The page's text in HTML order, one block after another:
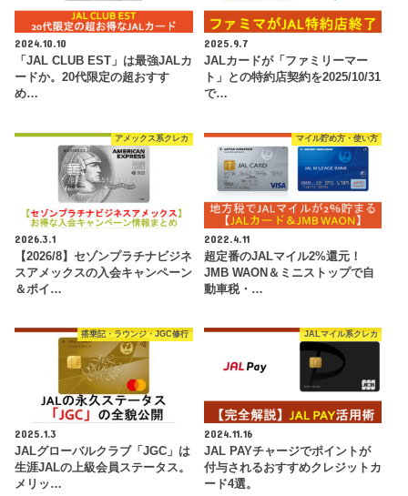
2024.10.10
「JAL CLUB EST」は最強JALカ
ードか。20代限定の超おすす
め…
2025.9.7
JALカードが「ファミリーマー
ト」との特約店契約を2025/10/31
で…
アメックス系クレカ
2026.3.1
【2026/8】セゾンプラチナビジネ
スアメックスの入会キャンペーン
＆ポイ…
マイル貯め方・使い方
2022.4.11
超定番のJALマイル2%還元！
JMB WAON＆ミニストップで自
動車税・…
搭乗記・ラウンジ・JGC修行
2025.1.3
JALグローバルクラブ「JGC」は
生涯JALの上級会員ステータス。
メリッ…
JALマイル系クレカ
2024.11.16
JAL PAYチャージでポイントが
付与されるおすすめクレジットカ
ード4選。